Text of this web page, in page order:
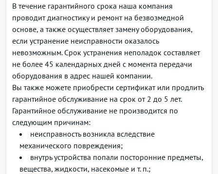
Telnet CLI, menu
SSH
Web-интерфейс
SNMP v1, v2c, v3
Аутентификация RADIUS, TACACS+
Размеры
Габариты (ШxВxГ, мм):82х26х85,5 установка в 19”
стойку
Вес не более 0,25 кг
Электропитание
220В переменного тока, 12В постоянного тока (в
комплекте преобразователь ~220В в 12В)
Потребляемая мощность не более 6Вт
Возможности
В течение гарантийного срока наша компания
проводит диагностику и ремонт на безвозмедной
основе, а также осуществляет замену оборудования,
если устранение неисправности оказалось
невозможным. Срок устранения неполадок составляет
не более 45 календарных дней с момента передачи
оборудования в адрес нашей компании.
Вы также можете приобрести сертификат или продлить
гарантийное обслуживание на срок от 2 до 5 лет.
Гарантийное обслуживание не производится по
следующим причинам:
неисправность возникла вследствие
механического повреждения;
внутрь устройства попали посторонние предметы,
вещества, жидкости, насекомые и т. п.;